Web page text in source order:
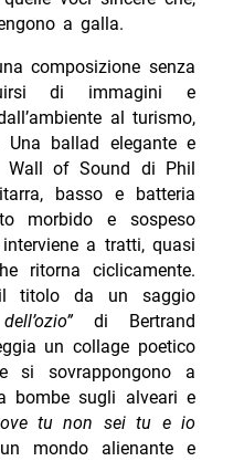
a galla.
composizione senza
di immagini e
al turismo,
Una ballad elegante e
of Sound di Phil
basso e batteria
morbido e sospeso
a tratti, quasi
ritorna ciclicamente.
il titolo da un saggio
di Bertrand
un collage poetico
si sovrappongono a
bombe sugli alveari e
tu non sei tu e io
mondo alienante e